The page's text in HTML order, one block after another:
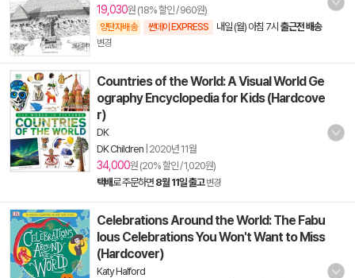
19,030원 (18% 할인 / 960원)
양탄자배송 썬데이 EXPRESS 내일 (월) 아침 7시 출근전 배송
변경
Countries of the World: A Visual World Ge
ography Encyclopedia for Kids (Hardcove
r)
DK
DK Children 2020년 11월
34,000원 (20% 할인 / 1,020원)
택배로 주문하면 8월 11일 출고 변경
Celebrations Around the World: The Fabu
lous Celebrations You Won't Want to Miss
(Hardcover)
Katy Halford